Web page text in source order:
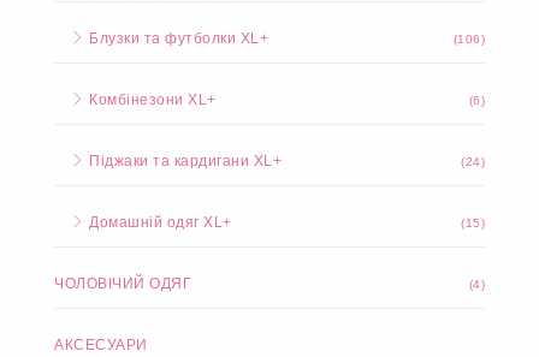
Блузки та футболки XL+ (106)
Комбінезони XL+ (6)
Піджаки та кардигани XL+ (24)
Домашній одяг XL+ (15)
ЧОЛОВІЧИЙ ОДЯГ (4)
АКСЕСУАРИ